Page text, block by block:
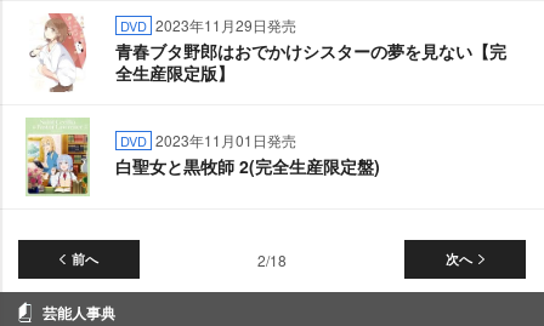
DVD 2023年11月29日発売
青春ブタ野郎はおでかけシスターの夢を見ない【完
全生産限定版】
DVD 2023年11月01日発売
白聖女と黒牧師 2(完全生産限定盤)
前へ 次へ
2/18
芸能人事典